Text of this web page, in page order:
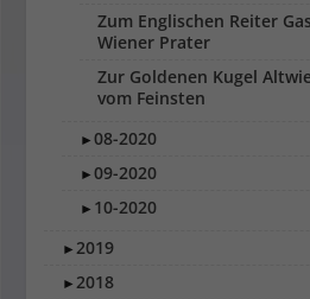
Zum Englischen Reiter
Wiener Prater
Zur Goldenen Kugel
vom Feinsten
►08-2020
►09-2020
► 10-2020
►2019
►2018